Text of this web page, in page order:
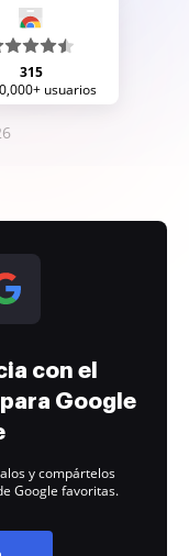
315
usuarios
con el
Google
y compártelos
Google favoritas.